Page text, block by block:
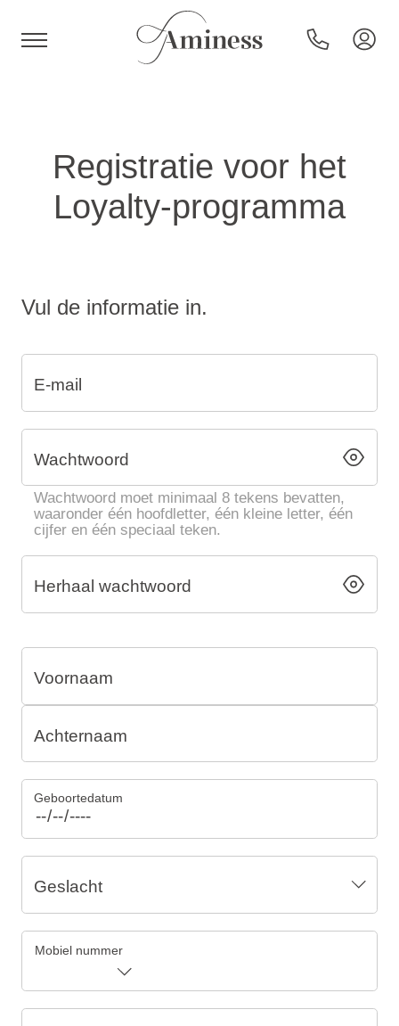
Hotels en resorts
Speciale aanbiedingen
Bestemmingen
Vakantietypes
Merken
Registratie voor het
Loyalty-programma
Vul de informatie in.
E-mail
Wachtwoord
Wachtwoord moet minimaal 8 tekens bevatten,
waaronder één hoofdletter, één kleine letter, één
cijfer en één speciaal teken.
Herhaal wachtwoord
Voornaam
Achternaam
Geboortedatum
Geslacht
Mobiel nummer